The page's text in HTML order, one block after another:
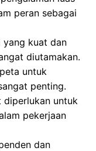
peran sebagai
yang kuat dan
diutamakan.
untuk
penting.
diperlukan untuk
pekerjaan
dan